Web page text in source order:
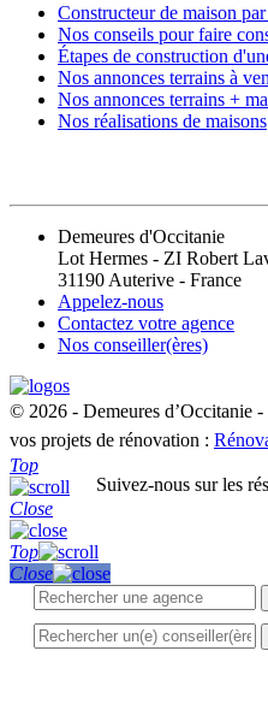
Constructeur de maison
Nos conseils pour faire
Étapes de construction
Nos annonces terrains à
Nos annonces terrains +
Nos réalisations de maisons
Demeures d'Occitanie
Lot Hermes - ZI Robert
31190 Auterive - France
Appelez-nous
Contactez votre agence
Nos conseiller(ères)
© 2026 - Demeures d’Occitanie -
vos projets de rénovation :
Suivez-nous sur les
Top
Close
Top
Close